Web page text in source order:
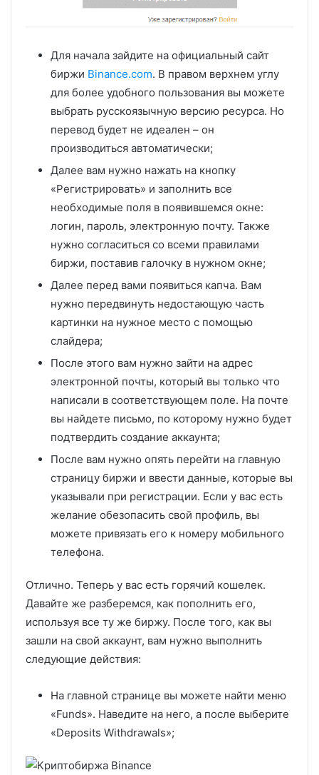
Для начала зайдите на официальный сайт
биржи Binance.com. В правом верхнем углу
для более удобного пользования вы можете
выбрать русскоязычную версию ресурса. Но
перевод будет не идеален – он
производиться автоматически;
Далее вам нужно нажать на кнопку
«Регистрировать» и заполнить все
необходимые поля в появившемся окне:
логин, пароль, электронную почту. Также
нужно согласиться со всеми правилами
биржи, поставив галочку в нужном окне;
Далее перед вами появиться капча. Вам
нужно передвинуть недостающую часть
картинки на нужное место с помощью
слайдера;
После этого вам нужно зайти на адрес
электронной почты, который вы только что
написали в соответствующем поле. На почте
вы найдете письмо, по которому нужно будет
подтвердить создание аккаунта;
После вам нужно опять перейти на главную
страницу биржи и ввести данные, которые вы
указывали при регистрации. Если у вас есть
желание обезопасить свой профиль, вы
можете привязать его к номеру мобильного
телефона.
Отлично. Теперь у вас есть горячий кошелек.
Давайте же разберемся, как пополнить его,
используя все ту же биржу. После того, как вы
зашли на свой аккаунт, вам нужно выполнить
следующие действия:
На главной странице вы можете найти меню
«Funds». Наведите на него, а после выберите
«Deposits Withdrawals»;